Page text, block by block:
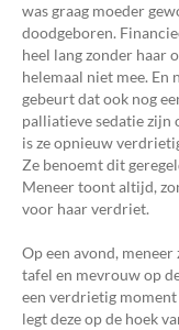
was graag moeder
doodgeboren.
heel lang zonder haar
helemaal niet mee. En
gebeurt dat ook nog
palliatieve sedatie zijn
is ze opnieuw
Ze benoemt dit
Meneer toont altijd,
voor haar verdriet.
Op een avond,
tafel en mevrouw op
een verdrietig
legt deze op de hoek